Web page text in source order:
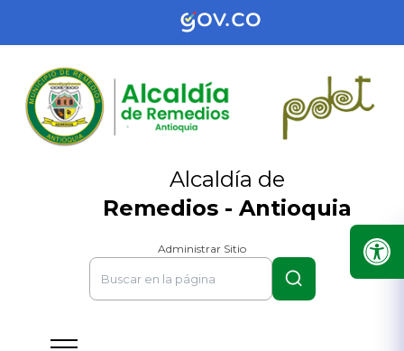
Alcaldía de
Remedios - Antioquia
Administrar Sitio